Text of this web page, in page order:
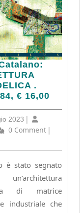
.
€ 16,00
2023 14
Maggio
|
0 Comment |
è stato segnato
di matrice
industriale che